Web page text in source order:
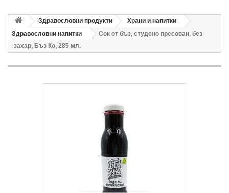
Здравословни продукти
Храни и напитки
Здравословни напитки
Сок от бъз, студено пресован, без
захар, Бъз Ко, 285 мл.